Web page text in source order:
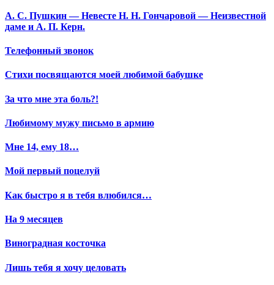
А. С. Пушкин — Невесте Н. Н. Гончаровой — Неизвестной
даме и А. П. Керн.
Телефонный звонок
Стихи посвящаются моей любимой бабушке
За что мне эта боль?!
Любимому мужу письмо в армию
Мне 14, ему 18…
Мой первый поцелуй
Как быстро я в тебя влюбился…
На 9 месяцев
Виноградная косточка
Лишь тебя я хочу целовать